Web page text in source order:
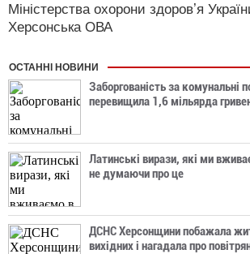
Міністерства охорони здоровʼя
Херсонська ОВА
ОСТАННІ НОВИНИ
Заборгованість за комунальні
перевищила 1,6 мільярда
Латинські вирази, які ми
не думаючи про це
ДСНС Херсонщини побажала
вихідних і нагадала про